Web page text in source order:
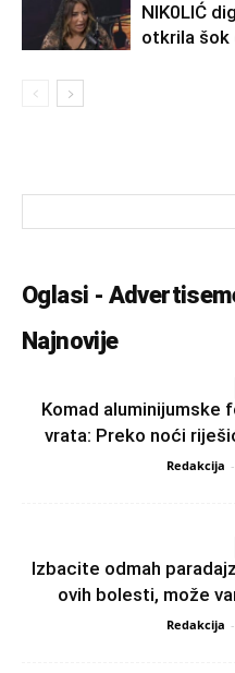
NlK0LlĆ
otkrila šok
Oglasi -
Najnovije
Komad aluminijumske
vrata: Preko noći
Redakcija -
Izbacite odmah
ovih bolesti, može
Redakcija -